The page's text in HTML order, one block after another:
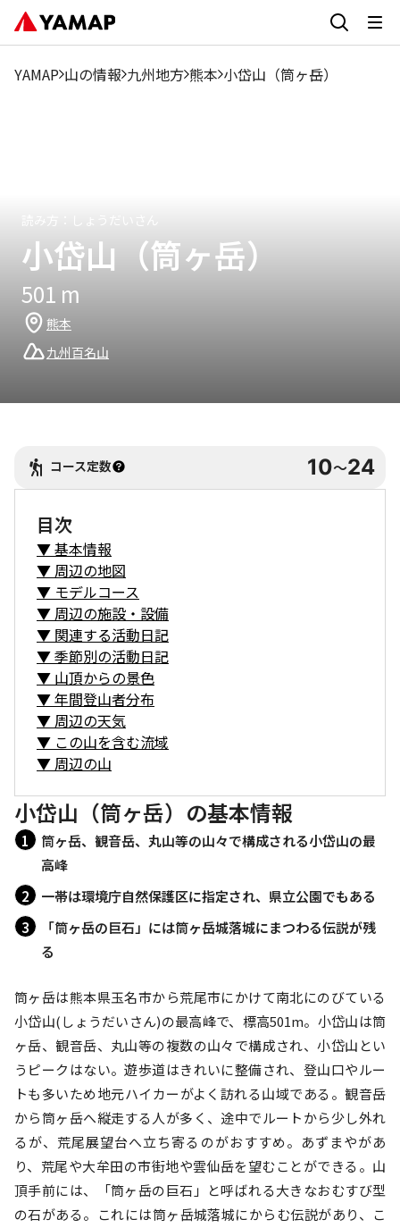
YAMAP 山の情報 九州地方 熊本 小岱山（筒ヶ岳）
小岱山（筒ヶ岳）
501 m
熊本
九州百名山
コース定数 10〜24
目次
▼基本情報
▼ 周辺の地図
▼ モデルコース
▼ 周辺の施設・設備
▼ 関連する活動日記
▼季節別の活動日記
▼ 山頂からの景色
▼年間登山者分布
▼ 周辺の天気
▼ この山を含む流域
▼ 周辺の山
小岱山（筒ヶ岳）の基本情報
筒ヶ岳、観音岳、丸山等の山々で構成される小岱山の最
高峰
一帯は環境庁自然保護区に指定され、県立公園でもある
「筒ヶ岳の巨石」には筒ヶ岳城落城にまつわる伝説が残
る
筒ヶ岳は熊本県玉名市から荒尾市にかけて南北にのびている
小岱山(しょうだいさん)の最高峰で、標高501m。小岱山は筒
ヶ岳、観音岳、丸山等の複数の山々で構成され、小岱山とい
うピークはない。遊歩道はきれいに整備され、登山口やルー
トも多いため地元ハイカーがよく訪れる山域である。観音岳
から筒ヶ岳へ縦走する人が多く、途中でルートから少し外れ
るが、荒尾展望台へ立ち寄るのがおすすめ。あずまやがあ
り、荒尾や大牟田の市街地や雲仙岳を望むことができる。山
頂手前には、「筒ヶ岳の巨石」と呼ばれる大きなおむすび型
の石がある。これには筒ヶ岳城落城にからむ伝説があり、こ
1月 2月 3月 4月 5月 6月 7月 8月
9月
14.55%11.04%10%10.82%7.62%5.82% 5.37%2.62%